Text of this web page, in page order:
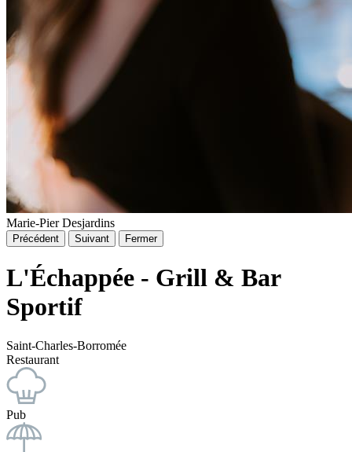
Marie-Pier Desjardins
Précédent Suivant Fermer
L'Échappée - Grill & Bar
Sportif
Saint-Charles-Borromée
Restaurant
Pub